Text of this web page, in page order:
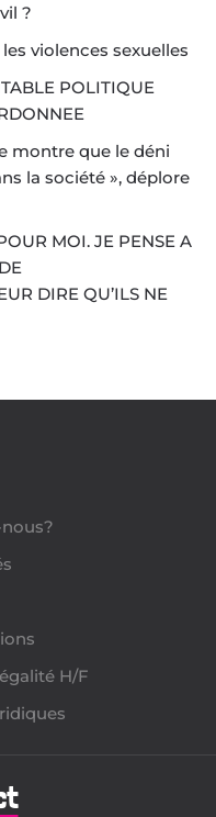
?
violences sexuelles
POLITIQUE
montre que le déni
la société », déplore
MOI. JE PENSE A
DIRE QU’ILS NE
H/F